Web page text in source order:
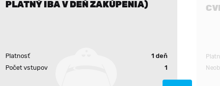
PLATNÝ IBA V DEŇ ZAKÚPENIA)
Platnosť
1 deň
Počet vstupov
1